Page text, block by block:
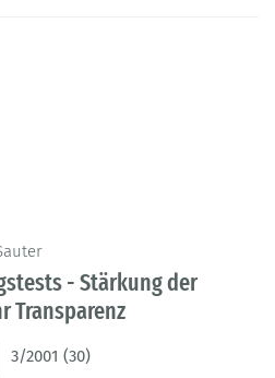
- Stärkung der
Transparenz
3/2001 (30)